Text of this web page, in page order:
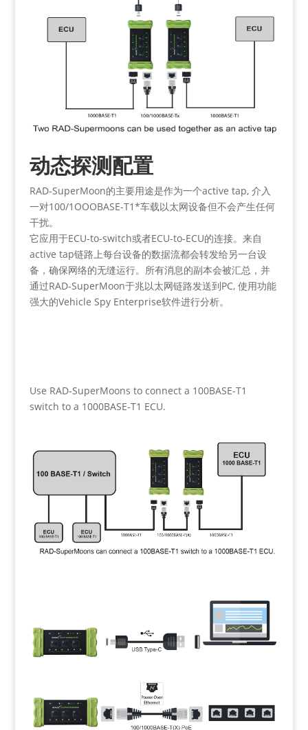
动态探测配置
RAD-SuperMoon的主要用途是作为一个active tap, 介入
一对100/1OOOBASE-T1*车载以太网设备但不会产生任何
干扰。
它应用于ECU-to-switch或者ECU-to-ECU的连接。来自
active tap链路上每台设备的数据流都会转发给另一台设
备，确保网络的无缝运行。所有消息的副本会被汇总，并
通过RAD-SuperMoon于兆以太网链路发送到PC, 使用功能
强大的Vehicle Spy Enterprise软件进行分析。
Use RAD-SuperMoons to connect a 100BASE-T1
switch to a 1000BASE-T1 ECU.